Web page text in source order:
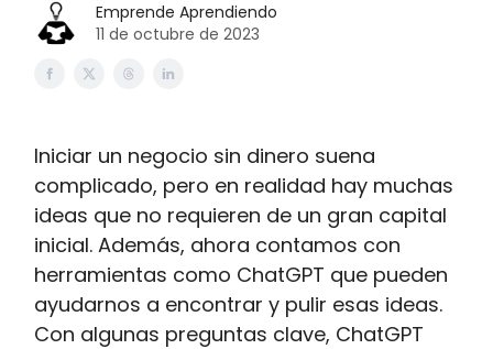
Emprende Aprendiendo
11 de octubre de 2023
Iniciar un negocio sin dinero suena
complicado, pero en realidad hay muchas
ideas que no requieren de un gran capital
inicial. Además, ahora contamos con
herramientas como ChatGPT que pueden
ayudarnos a encontrar y pulir esas ideas.
Con algunas preguntas clave, ChatGPT